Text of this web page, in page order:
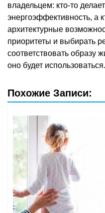
владельцем: кто-то
энергоэффективность, а
архитектурные
приоритеты и выбирать
соответствовать образу
оно будет использоваться.
Похожие Записи: